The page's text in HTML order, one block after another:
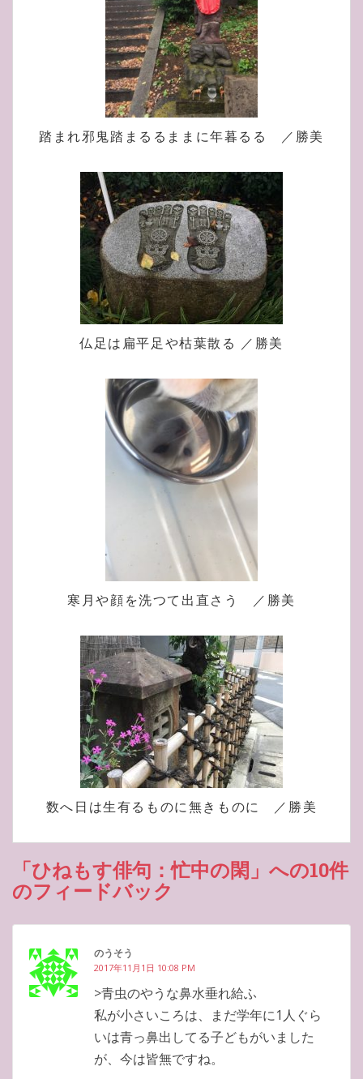
踏まれ邪鬼踏まるるままに年暮るる ／勝美
仏足は扁平足や枯葉散る ／勝美
寒月や顔を洗つて出直さう ／勝美
数へ日は生有るものに無きものに ／勝美
「ひねもす俳句：忙中の閑」への10件
のフィードバック
のうそう
2017年11月1日 10:08 PM
>青虫のやうな鼻水垂れ給ふ
私が小さいころは、まだ学年に1人ぐら
いは青っ鼻出してる子どもがいました
が、今は皆無ですね。